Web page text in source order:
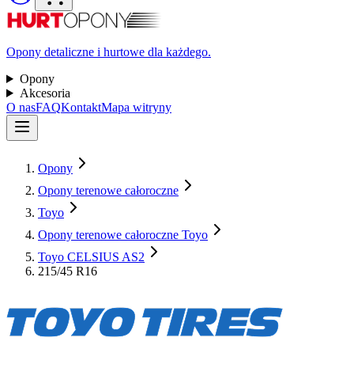
Opony detaliczne i hurtowe dla każdego.
Opony
Akcesoria
O nasFAQKontaktMapa witryny
Opony
Opony terenowe całoroczne
Toyo
Opony terenowe całoroczne Toyo
Toyo CELSIUS AS2
215/45 R16